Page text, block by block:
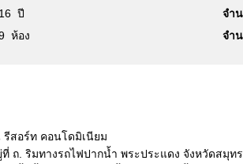
ปี จำ
ห้อง จำ
รีสอร์ท คอนโดมิเนียม
ถ. ริมทางรถไฟปากน้ำ พระประแดง จังหวัดสมุท